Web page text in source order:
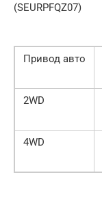
(SEURPFQZ07)
Привод авто
2WD
4WD